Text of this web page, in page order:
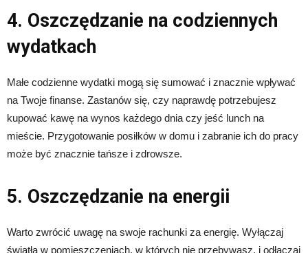
4. Oszczędzanie na codziennych
wydatkach
Małe codzienne wydatki mogą się sumować i znacznie wpływać
na Twoje finanse. Zastanów się, czy naprawdę potrzebujesz
kupować kawę na wynos każdego dnia czy jeść lunch na
mieście. Przygotowanie posiłków w domu i zabranie ich do pracy
może być znacznie tańsze i zdrowsze.
5. Oszczędzanie na energii
Warto zwrócić uwagę na swoje rachunki za energię. Wyłączaj
światła w pomieszczeniach, w których nie przebywasz, i odłączaj